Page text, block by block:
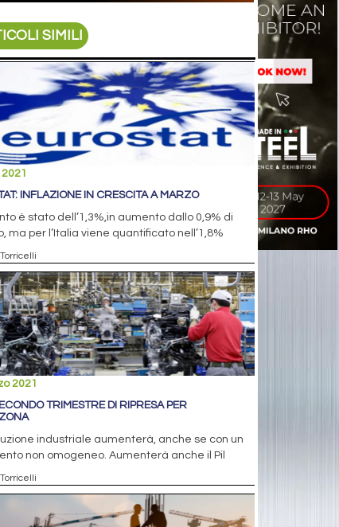
SIMILI
INFLAZIONE IN CRESCITA A MARZO
è stato dell’1,3%,in aumento dallo 0,9% di
ma per l’Italia viene quantificato nell’1,8%
2021
TRIMESTRE DI RIPRESA PER
industriale aumenterà, anche se con un
non omogeneo. Aumenterà anche il Pil